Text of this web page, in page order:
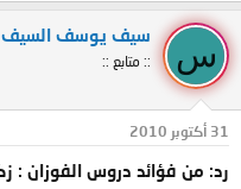
س
سيف يوسف السيف
:: متابع ::
31 أكتوبر 2010
رد: من فؤائد دروس الفوزان :